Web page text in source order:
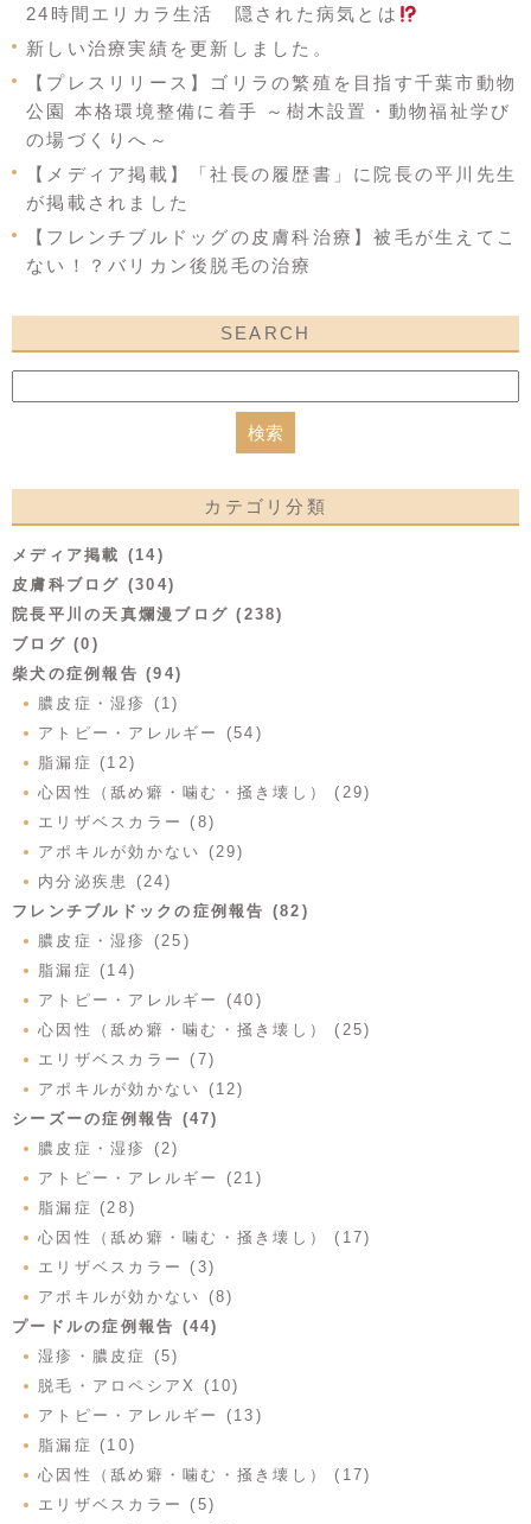
24時間エリカラ生活 隠された病気とは
新しい治療実績を更新しました。
【プレスリリース】ゴリラの繁殖を目指す千葉市動物
公園 本格環境整備に着手 ～樹木設置・動物福祉学び
の場づくりへ～
【メディア掲載】「社長の履歴書」に院長の平川先生
が掲載されました
【フレンチブルドッグの皮膚科治療】被毛が生えてこ
ない！？バリカン後脱毛の治療
SEARCH
カテゴリ分類
メディア掲載 (14)
皮膚科ブログ (304)
院長平川の天真爛漫ブログ (238)
ブログ (0)
柴犬の症例報告 (94)
膿皮症・湿疹 (1)
アトピー・アレルギー (54)
脂漏症 (12)
心因性（舐め癖・噛む・掻き壊し） (29)
エリザベスカラー (8)
アポキルが効かない (29)
内分泌疾患 (24)
フレンチブルドックの症例報告 (82)
膿皮症・湿疹 (25)
脂漏症 (14)
アトピー・アレルギー (40)
心因性（舐め癖・噛む・掻き壊し） (25)
エリザベスカラー (7)
アポキルが効かない (12)
シーズーの症例報告 (47)
膿皮症・湿疹 (2)
アトピー・アレルギー (21)
脂漏症 (28)
心因性（舐め癖・噛む・掻き壊し） (17)
エリザベスカラー (3)
アポキルが効かない (8)
プードルの症例報告 (44)
湿疹・膿皮症 (5)
脱毛・アロペシアX (10)
アトピー・アレルギー (13)
脂漏症 (10)
心因性（舐め癖・噛む・掻き壊し） (17)
エリザベスカラー (5)